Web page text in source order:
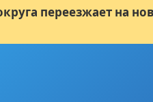
переезжает на